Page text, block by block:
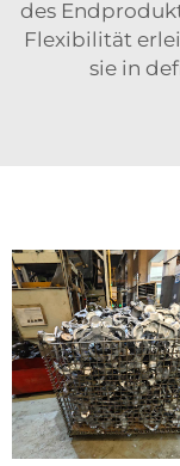
des
Flexibilität
sie in